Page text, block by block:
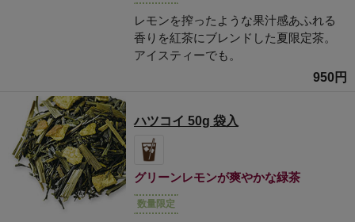
レモンを搾ったような果汁感あふれる
香りを紅茶にブレンドした夏限定茶。
アイスティーでも。
950円
ハツコイ 50g 袋入
グリーンレモンが爽やかな緑茶
数量限定